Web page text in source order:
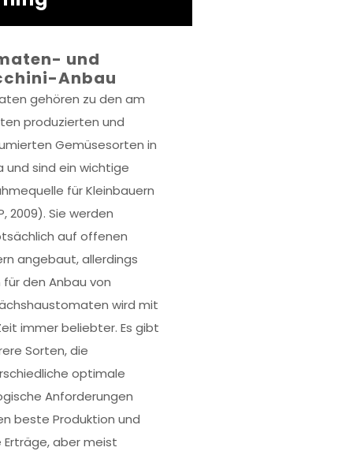
und
Anbau
gehören zu den am
produzierten und
Gemüsesorten in
und sind ein wichtige
für Kleinbauern
2009). Sie werden
auf offenen
angebaut, allerdings
für den Anbau von
wird mit
immer beliebter. Es gibt
Sorten, die
optimale
Anforderungen
beste Produktion und
Erträge, aber meist